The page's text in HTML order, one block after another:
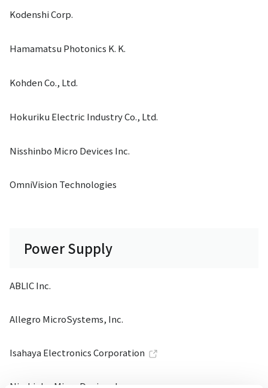
Kodenshi Corp.
Hamamatsu Photonics K. K.
Kohden Co., Ltd.
Hokuriku Electric Industry Co., Ltd.
Nisshinbo Micro Devices Inc.
OmniVision Technologies
Power Supply
ABLIC Inc.
Allegro MicroSystems, Inc.
Isahaya Electronics Corporation